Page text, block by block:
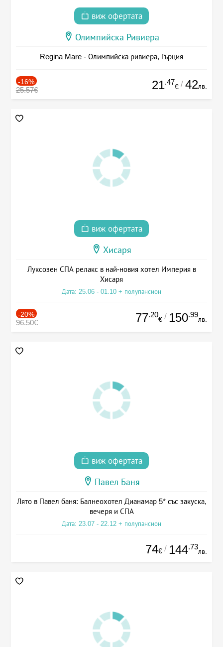
виж офертата
Олимпийска Ривиера
Regina Mare - Олимпийска ривиера, Гърция
-16%
25.57€ 21.47
€ / 42лв.
виж офертата
Хисаря
Луксозен СПА релакс в най-новия хотел Империя в
Хисаря
Дата: 25.06 - 01.10 + полупансион
-20%
96.50€ 77.20
€ / 150.99
лв.
виж офертата
Павел Баня
Лято в Павел баня: Балнеохотел Дианамар 5* със закуска,
вечеря и СПА
Дата: 23.07 - 22.12 + полупансион
74€ / 144.73
лв.